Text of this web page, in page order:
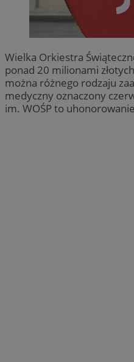
Wielka Orkiestra
ponad 20 milionami
można różnego rodzaju
medyczny oznaczony
im. WOŚP to